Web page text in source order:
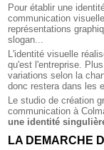
Pour établir une
communication
représentations
slogan...
L'identité visuelle
qu'est l'entreprise.
variations selon la
donc restera dans les
Le studio de création
communication à
une identité
LA DEMARCHE